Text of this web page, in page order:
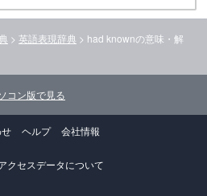
> 英語表現辞典 > had knownの意味・解
コン版で見る
ヘルプ 会社情報
クセスデータについて